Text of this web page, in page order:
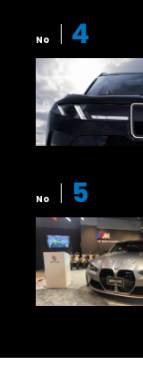
No 4
No 5